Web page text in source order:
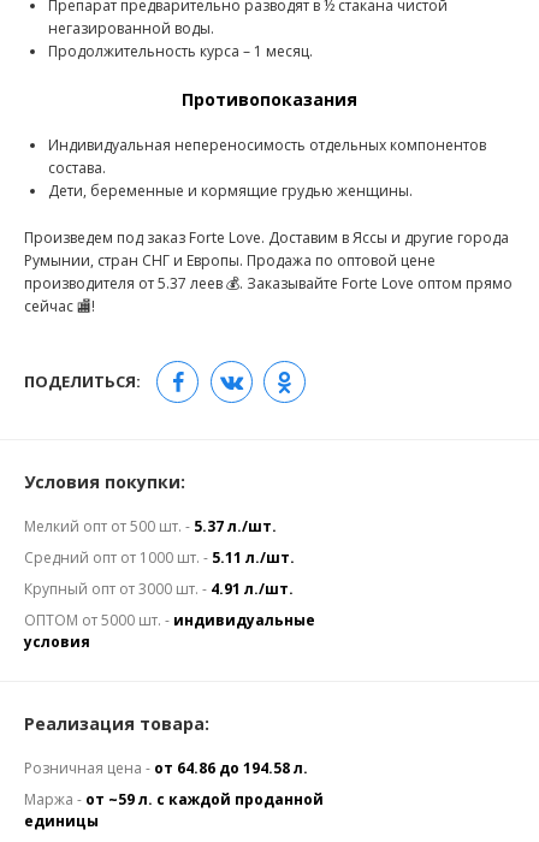
Препарат предварительно разводят в ½ стакана чистой
негазированной воды.
Продолжительность курса – 1 месяц.
Противопоказания
Индивидуальная непереносимость отдельных компонентов
состава.
Дети, беременные и кормящие грудью женщины.
Произведем под заказ Forte Love. Доставим в Яссы и другие города
Румынии, стран СНГ и Европы. Продажа по оптовой цене
производителя от 5.37 леев 💰. Заказывайте Forte Love оптом прямо
сейчас 🏬!
ПОДЕЛИТЬСЯ:
Условия покупки:
Мелкий опт от 500 шт. - 5.37 л./шт.
Средний опт от 1000 шт. - 5.11 л./шт.
Крупный опт от 3000 шт. - 4.91 л./шт.
ОПТОМ от 5000 шт. - индивидуальные
условия
Реализация товара:
Розничная цена - от 64.86 до 194.58 л.
Маржа - от ~59 л. с каждой проданной
единицы